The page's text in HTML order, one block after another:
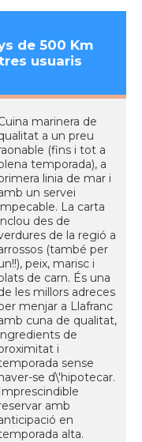
de 500 Km
usuaris
marinera de
a un preu
(fins i tot a
temporada), a
linia de mar i
un servei
La carta
des de
de la regió a
(també per
peix, marisc i
de carn. És una
les millors adreces
menjar a Llafranc
cuna de qualitat,
de
i
sense
se d\'hipotecar.
Imprescindible
amb
en
alta.